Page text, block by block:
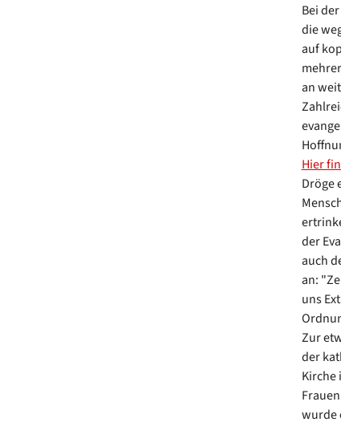
Bei
die
auf
an
Hier
Dröge
der
auch
an:
uns
Zur
der
Kirche
wurde